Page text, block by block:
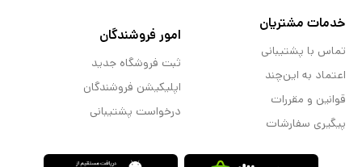
خدمات مشتریان
تماس با پشتیبانی
اعتماد به این‌چند
قوانین و مقررات
پیگیری سفارشات
امور فروشندگان
ثبت فروشگاه جدید
اپلیکیشن فروشندگان
درخواست پشتیبانی